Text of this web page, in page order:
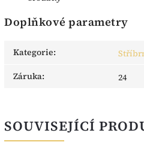
Doplňkové parametry
Kategorie:
Záruka: 24
SOUVISEJÍCÍ